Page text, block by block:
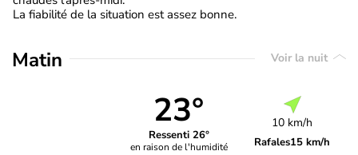
La fiabilité de la situation est assez bonne.
Matin Voir la nuit
23°
Ressenti 26°
en raison de l'humidité
10 km/h
Rafales15 km/h